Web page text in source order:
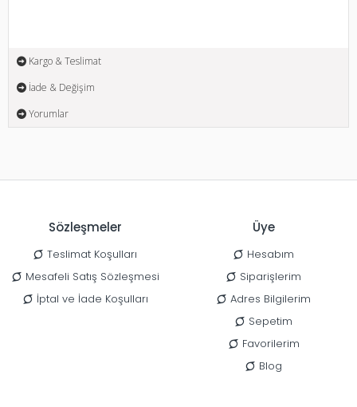
Kargo & Teslimat
İade & Değişim
Yorumlar
Sözleşmeler
Teslimat Koşulları
Mesafeli Satış Sözleşmesi
İptal ve İade Koşulları
Üye
Hesabım
Siparişlerim
Adres Bilgilerim
Sepetim
Favorilerim
Blog